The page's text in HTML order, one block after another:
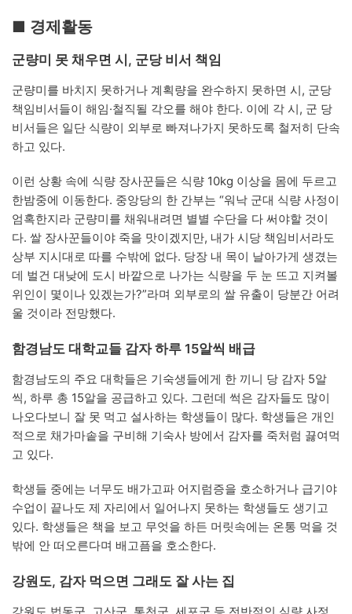
■ 경제활동
군량미 못 채우면 시, 군당 비서 책임
군량미를 바치지 못하거나 계획량을 완수하지 못하면 시, 군당
책임비서들이 해임·철직될 각오를 해야 한다. 이에 각 시, 군 당
비서들은 일단 식량이 외부로 빠져나가지 못하도록 철저히 단속
하고 있다.
이런 상황 속에 식량 장사꾼들은 식량 10kg 이상을 몸에 두르고
한밤중에 이동한다. 중앙당의 한 간부는 “워낙 군대 식량 사정이
엄혹한지라 군량미를 채워내려면 별별 수단을 다 써야할 것이
다. 쌀 장사꾼들이야 죽을 맛이겠지만, 내가 시당 책임비서라도
상부 지시대로 따를 수밖에 없다. 당장 내 목이 날아가게 생겼는
데 벌건 대낮에 도시 바깥으로 나가는 식량을 두 눈 뜨고 지켜볼
위인이 몇이나 있겠는가?”라며 외부로의 쌀 유출이 당분간 어려
울 것이라 전망했다.
함경남도 대학교들 감자 하루 15알씩 배급
함경남도의 주요 대학들은 기숙생들에게 한 끼니 당 감자 5알
씩, 하루 총 15알을 공급하고 있다. 그런데 썩은 감자들도 많이
나오다보니 잘 못 먹고 설사하는 학생들이 많다. 학생들은 개인
적으로 채가마솥을 구비해 기숙사 방에서 감자를 죽처럼 끓여먹
고 있다.
학생들 중에는 너무도 배가고파 어지럼증을 호소하거나 급기야
수업이 끝나도 제 자리에서 일어나지 못하는 학생들도 생기고
있다. 학생들은 책을 보고 무엇을 하든 머릿속에는 온통 먹을 것
밖에 안 떠오른다며 배고픔을 호소한다.
강원도, 감자 먹으면 그래도 잘 사는 집
강원도 법동군, 고산군, 통천군, 세포군 등 전반적인 식량 사정